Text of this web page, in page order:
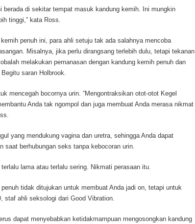
berada di sekitar tempat masuk kandung kemih. Ini mungkin
tinggi,” kata Ross.
penuh ini, para ahli setuju tak ada salahnya mencoba
Misalnya, jika perlu dirangsang terlebih dulu, tetapi tekanan
melakukan pemanasan dengan kandung kemih penuh dan
saran Holbrook.
mencegah bocornya urin. “Mengontraksikan otot-otot Kegel
Anda tak ngompol dan juga membuat Anda merasa nikmat
yang mendukung vagina dan uretra, sehingga Anda dapat
saat berhubungan seks tanpa kebocoran urin.
lama atau terlalu sering. Nikmati perasaan itu.
tidak ditujukan untuk membuat Anda jadi on, tetapi untuk
staf ahli seksologi dari Good Vibration.
dapat menyebabkan ketidakmampuan mengosongkan kandung